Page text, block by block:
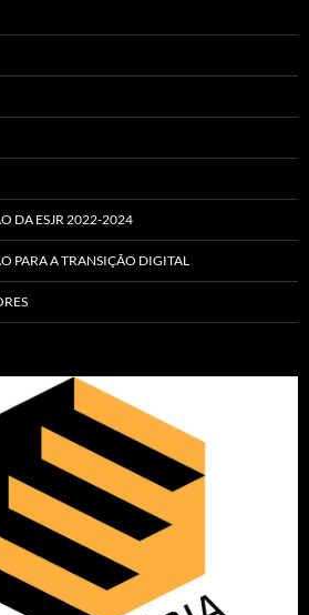
DA ESJR 2022-2024
PARA A TRANSIÇÃO DIGITAL